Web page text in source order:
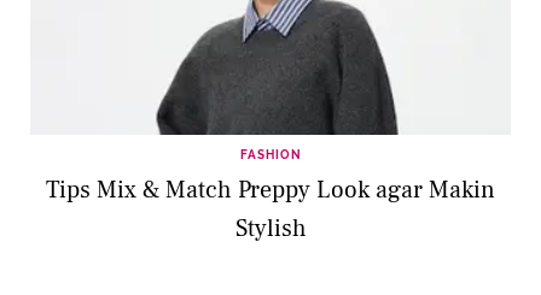
FASHION
Tips Mix & Match Preppy Look agar Makin
Stylish